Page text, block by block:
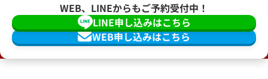
WEB、LINEからもご予約受付中！
WEB申し込みはこちら
LINE申し込みはこちら